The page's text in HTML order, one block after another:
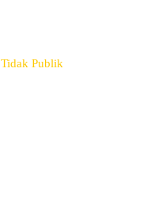
Tidak Publik